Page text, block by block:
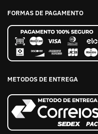
FORMAS DE PAGAMENTO
METODOS DE ENTREGA